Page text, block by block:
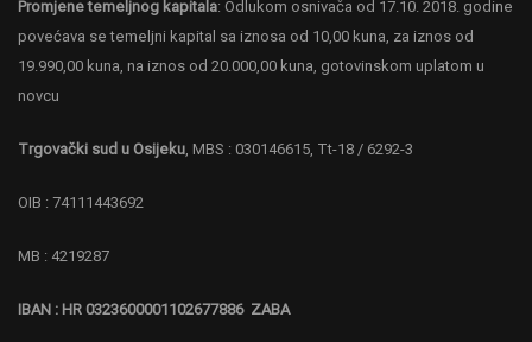
Promjene temeljnog kapitala: Odlukom osnivača od 17.10. 2018. godine
povećava se temeljni kapital sa iznosa od 10,00 kuna, za iznos od
19.990,00 kuna, na iznos od 20.000,00 kuna, gotovinskom uplatom u
novcu
Trgovački sud u Osijeku , MBS : 030146615, Tt-18 / 6292-3
OIB : 74111443692
MB : 4219287
IBAN : HR 0323600001102677886 ZABA